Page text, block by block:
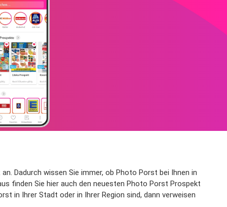
Dadurch wissen Sie immer, ob Photo Porst bei Ihnen in
finden Sie hier auch den neuesten Photo Porst Prospekt
in Ihrer Stadt oder in Ihrer Region sind, dann verweisen